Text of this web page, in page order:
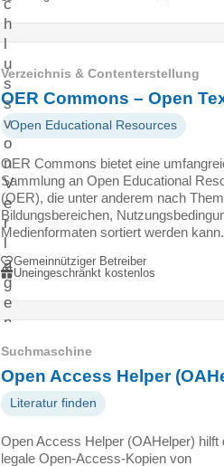
c
h
l
u
s
s
v
o
n
V
e
r
l
a
g
e
n
i
e
O
p
e
Verzeichnis & Contenterstellung
OER Commons – Open
Open Educational Resources
OER Commons bietet eine
Sammlung an Open Educational
(OER), die unter anderem nach
Bildungsbereichen,
Medienformaten sortiert werden
Gemeinnütziger Betreiber
Uneingeschränkt kostenlos
Suchmaschine
Open Access Helper
Literatur finden
Open Access Helper (OAHelper) hilft
legale Open-Access-Kopien von